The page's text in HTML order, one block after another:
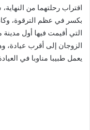
اقتراب رحلتهما من
التي أقيمت فيها أول مدينة
الزوجان إلى أقرب عيادة،
يعمل طبيبا مناوبا في